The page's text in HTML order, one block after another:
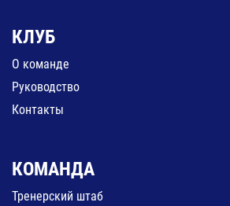
КЛУБ
О команде
Руководство
Контакты
КОМАНДА
Тренерский штаб